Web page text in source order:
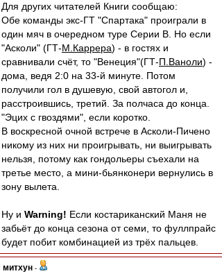
Для других читателей Книги сообщаю:
Обе команды экс-ГТ "Спартака" проиграли в
один мяч в очередном туре Серии В. Но если
"Асколи" (ГТ-М.Каррера) - в гостях и
сравнивали счёт, то "Венеция"(ГТ-П.Ваноли) -
дома, ведя 2:0 на 33-й минуте. Потом
получили гол в душевую, свой автогол и,
расстроившись, третий. За полчаса до конца.
"Эцих с гвоздями", если коротко.
В воскресной очной встрече в Асколи-Пичено
никому из них ни проигрывать, ни выигрывать
нельзя, потому как гондольеры съехали на
третье место, а мини-бьянконери вернулись в
зону вылета.
Ну и Warning! Если костариканский Маня не
забьёт до конца сезона от семи, то фуллпрайс
будет побит комбинацией из трёх пальцев.
митхун -